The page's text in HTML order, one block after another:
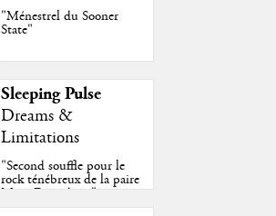
"Ménestrel du Sooner
State"
Sleeping Pulse
Dreams &
Limitations
"Second souffle pour le
rock ténébreux de la paire
Moss-Fazendeiro"